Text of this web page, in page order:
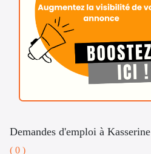
Demandes d'emploi à Kasserine
( 0 )